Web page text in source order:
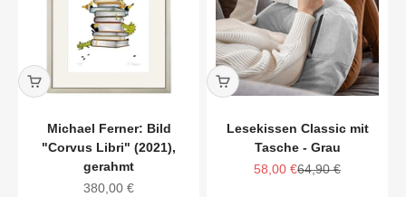
Michael Ferner: Bild
"Corvus Libri" (2021),
gerahmt
Angebot
380,00 €
Lesekissen Classic mit
Tasche - Grau
Angebot
58,00 €Regulärer Preis
64,90 €